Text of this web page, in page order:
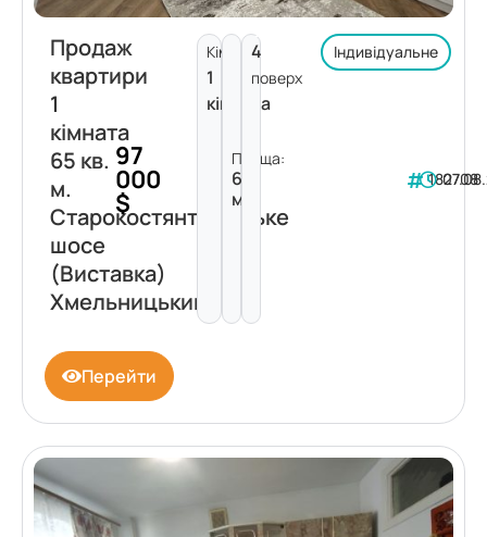
Продаж
квартири
1
кімната
65 кв.
м.
Старокостянтинівське
шосе
(Виставка)
Хмельницький
97
000
$
Кімнат:
1
кімната
Площа:
65
м²
4
поверх
Індивідуальне
182708
Перейти